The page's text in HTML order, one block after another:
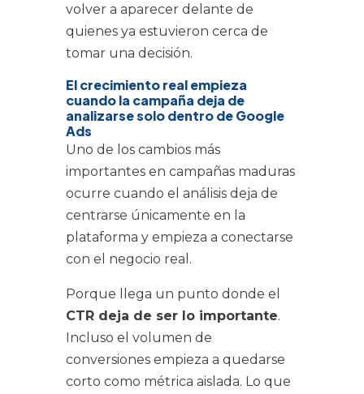
volver a aparecer delante de
quienes ya estuvieron cerca de
tomar una decisión.
El crecimiento real empieza
cuando la campaña deja de
analizarse solo dentro de Google
Ads
Uno de los cambios más
importantes en campañas maduras
ocurre cuando el análisis deja de
centrarse únicamente en la
plataforma y empieza a conectarse
con el negocio real.
Porque llega un punto donde el
CTR deja de ser lo importante.
Incluso el volumen de
conversiones empieza a quedarse
corto como métrica aislada. Lo que